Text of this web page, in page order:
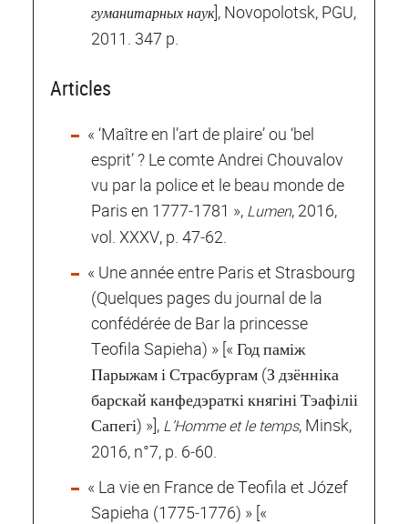
гуманитарных наук], Novopolotsk, PGU,
2011. 347 p.
Articles
« ‘Maître en l’art de plaire’ ou ‘bel
esprit’ ? Le comte Andrei Chouvalov
vu par la police et le beau monde de
Paris en 1777‐1781 », Lumen, 2016,
vol. XXXV, p. 47‐62.
« Une année entre Paris et Strasbourg
(Quelques pages du journal de la
confédérée de Bar la princesse
Teofila Sapieha) » [« Год паміж
Парыжам і Страсбургам (З дзённіка
барскай канфедэраткі княгіні Тэафіліі
Сапегі) »], L’Homme et le temps, Minsk,
2016, n°7, p. 6‐60.
« La vie en France de Teofila et Józef
Sapieha (1775‐1776) » [«